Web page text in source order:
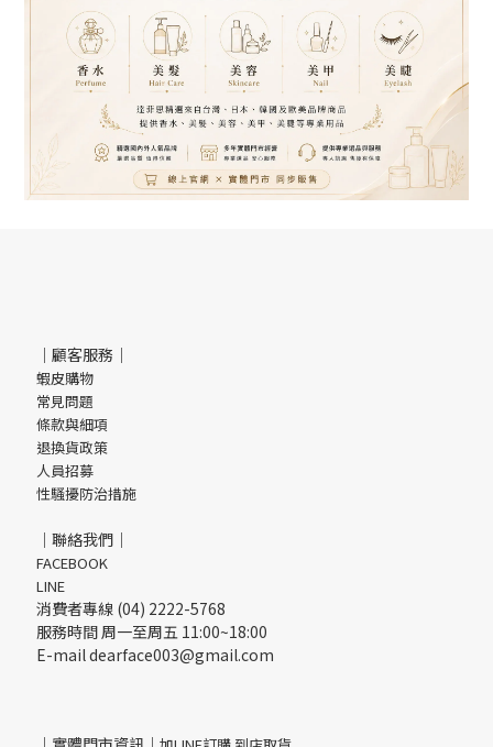
｜顧客服務｜
蝦皮購物
常見問題
條款與細項
退換貨政策
人員招募
性騷擾防治措施
｜聯絡我們｜
FACEBOOK
LINE
消費者專線 (04) 2222-5768
服務時間 周一至周五 11:00~18:00
E-mail dearface003@gmail.com